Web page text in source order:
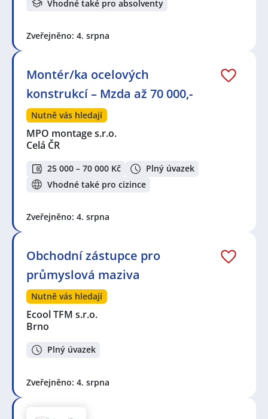
Vhodné také pro absolventy
Zveřejněno: 4. srpna
Montér/ka ocelových
konstrukcí – Mzda až 70 000,-
Nutně vás hledají
MPO montage s.r.o.
Celá ČR
25 000 – 70 000 Kč
Plný úvazek
Vhodné také pro cizince
Zveřejněno: 4. srpna
Obchodní zástupce pro
průmyslová maziva
Nutně vás hledají
Ecool TFM s.r.o.
Brno
Plný úvazek
Zveřejněno: 4. srpna